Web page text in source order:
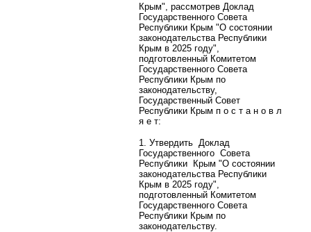
Крым", рассмотрев Доклад
Государственного Совета
Республики Крым "О состоянии
законодательства Республики
Крым в 2025 году",
подготовленный Комитетом
Государственного Совета
Республики Крым по
законодательству,
Государственный Совет
Республики Крым п о с т а н о в л
я е т:
1. Утвердить Доклад
Государственного Совета
Республики
Крым "О состоянии
законодательства Республики
Крым в 2025 году",
подготовленный Комитетом
Государственного Совета
Республики Крым по
законодательству.